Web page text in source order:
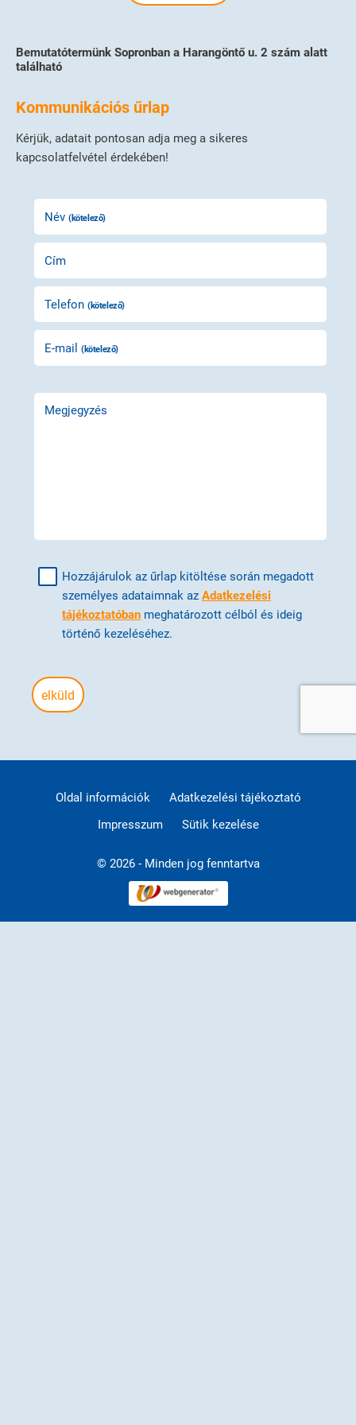
Bemutatótermünk Sopronban a Harangöntő u. 2 szám alatt
található
Kommunikációs űrlap
Kérjük, adatait pontosan adja meg a sikeres
kapcsolatfelvétel érdekében!
Név (kötelező)
Cím
Telefon (kötelező)
E-mail (kötelező)
Megjegyzés
Hozzájárulok az űrlap kitöltése során megadott
személyes adataimnak az Adatkezelési
tájékoztatóban meghatározott célból és ideig
történő kezeléséhez.
elküld
© 2026 - Minden jog fenntartva
Oldal információk
Adatkezelési tájékoztató
Impresszum
Sütik kezelése